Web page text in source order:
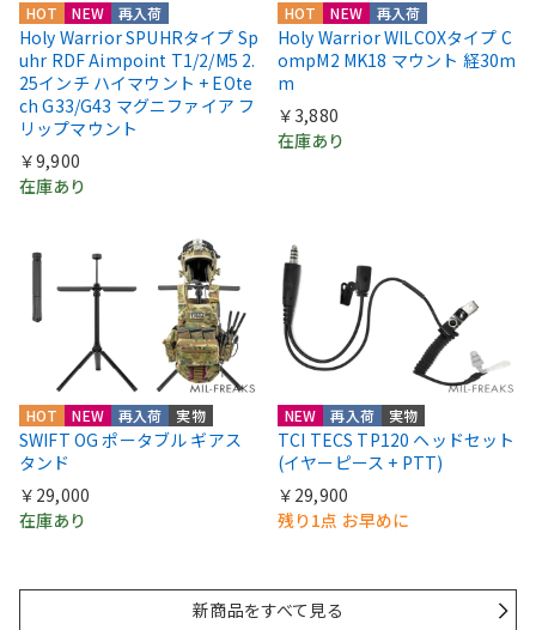
HOT NEW 再入荷
Holy Warrior SPUHRタイプ Sp
uhr RDF Aimpoint T1/2/M5 2.
25インチ ハイマウント + EOte
ch G33/G43 マグニファイア フ
リップマウント
￥9,900
在庫あり
HOT NEW 再入荷
Holy Warrior WILCOXタイプ C
ompM2 MK18 マウント 経30m
m
￥3,880
在庫あり
HOT NEW 再入荷 実物
SWIFT OG ポータブル ギアス
タンド
￥29,000
在庫あり
NEW 再入荷 実物
TCI TECS TP120 ヘッドセット
(イヤーピース + PTT)
￥29,900
残り1点 お早めに
新商品をすべて見る